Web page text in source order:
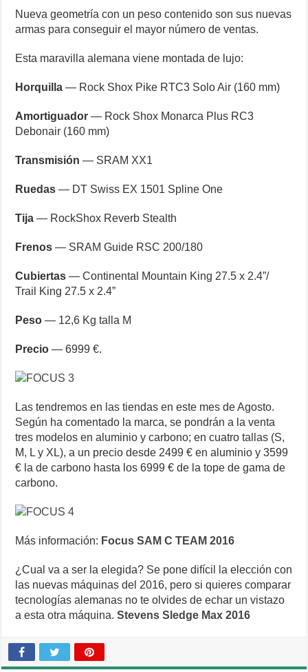
Nueva geometría con un peso contenido son sus nuevas
armas para conseguir el mayor número de ventas.
Esta maravilla alemana viene montada de lujo:
Horquilla — Rock Shox Pike RTC3 Solo Air (160 mm)
Amortiguador — Rock Shox Monarca Plus RC3
Debonair (160 mm)
Transmisión — SRAM XX1
Ruedas — DT Swiss EX 1501 Spline One
Tija — RockShox Reverb Stealth
Frenos — SRAM Guide RSC 200/180
Cubiertas — Continental Mountain King 27.5 x 2.4”/
Trail King 27.5 x 2.4”
Peso — 12,6 Kg talla M
Precio — 6999 €.
Las tendremos en las tiendas en este mes de Agosto.
Según ha comentado la marca, se pondrán a la venta
tres modelos en aluminio y carbono; en cuatro tallas (S,
M, L y XL), a un precio desde 2499 € en aluminio y 3599
€ la de carbono hasta los 6999 € de la tope de gama de
carbono.
Más información: Focus SAM C TEAM 2016
¿Cual va a ser la elegida? Se pone difícil la elección con
las nuevas máquinas del 2016, pero si quieres comparar
tecnologías alemanas no te olvides de echar un vistazo
a esta otra máquina. Stevens Sledge Max 2016